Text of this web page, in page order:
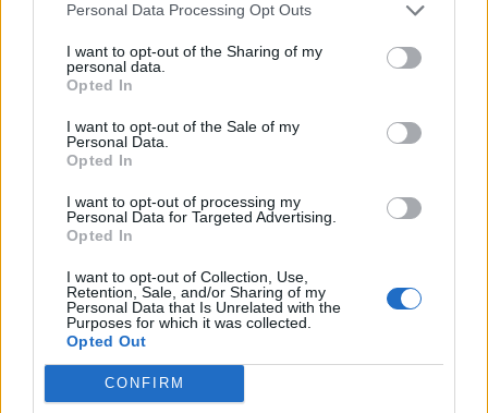
Personal Data Processing Opt Outs
I want to opt-out of the Sharing of my
personal data.
Opted In
I want to opt-out of the Sale of my
Personal Data.
Opted In
I want to opt-out of processing my
Personal Data for Targeted Advertising.
Opted In
I want to opt-out of Collection, Use,
Retention, Sale, and/or Sharing of my
Personal Data that Is Unrelated with the
Purposes for which it was collected.
Opted Out
CONFIRM
18η συνεχόμενη χρονιά για τον ΟΤΕ στη διεθνή σειρά δεικτών
πύλες του σε όλους
ΠΕΡΙΣΣΌΤΕΡΑ ΣΕ ΑΥΤΉ ΤΗΝ ΚΑΤΗΓΟΡΊΑ